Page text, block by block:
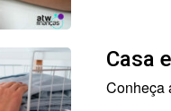
Casa
Conheça